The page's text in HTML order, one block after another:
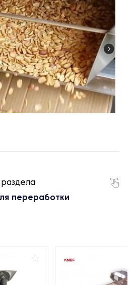
раздела
переработки